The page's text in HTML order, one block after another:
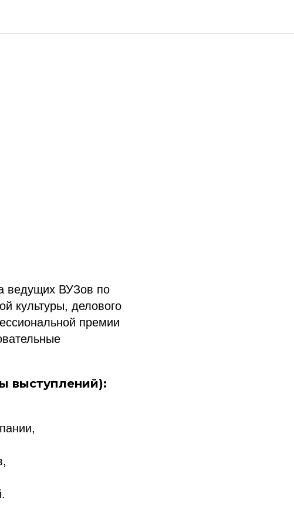
ведущих ВУЗов по
культуры, делового
премии
выступлений):